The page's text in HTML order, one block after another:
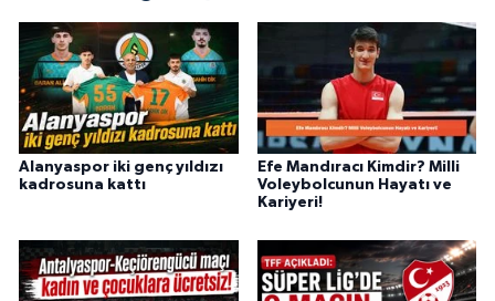
fayda sağla
Alanyaspor iki genç yıldızı
kadrosuna kattı
Efe Mandıracı Kimdir? Milli
Voleybolcunun Hayatı ve
Kariyeri!